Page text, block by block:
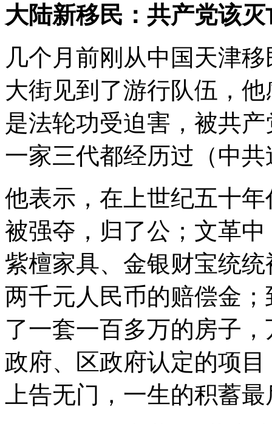
大陆新移民：共产党该灭
几个月前刚从中国天津
大街见到了游行队伍，
是法轮功受迫害，被共
一家三代都经历过（中
他表示，在上世纪五十
被强夺，归了公；文革
紫檀家具、金银财宝统
两千元人民币的赔偿金
了一套一百多万的房子
政府、区政府认定的项
上告无门，一生的积蓄